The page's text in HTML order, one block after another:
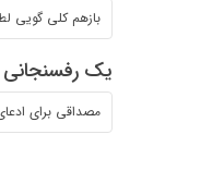
بازهم کلی گویی
یک
مصداقی برای